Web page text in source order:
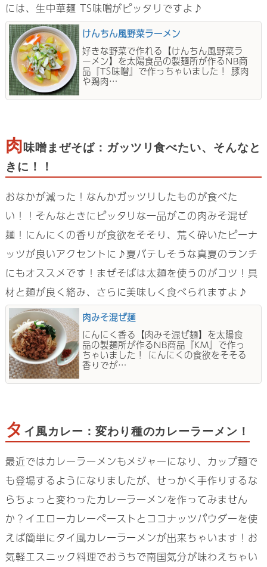
には、生中華麺 TS味噌がピッタリですよ♪
けんちん風野菜ラーメン
好きな野菜で作れる【けんちん風野菜ラ
ーメン】を太陽食品の製麺所が作るNB商
品『TS味噌』で作っちゃいました！ 豚肉
や鶏肉…
肉 味噌まぜそば：ガッツリ食べたい、そんなと
きに！！
おなかが減った！なんかガッツリしたものが食べた
い！！そんなときにピッタリな一品がこの肉みそ混ぜ
麺！にんにくの香りが食欲をそそり、荒く砕いたピーナ
ッツが良いアクセントに♪夏バテしそうな真夏のランチ
にもオススメです！まぜそばは太麺を使うのがコツ！具
材と麺が良く絡み、さらに美味しく食べられますよ♪
肉みそ混ぜ麺
にんにく香る【肉みそ混ぜ麺】を太陽食
品の製麺所が作るNB商品『KM』で作っ
ちゃいました！ にんにくの食欲をそそる
香りでが…
タ イ風カレー：変わり種のカレーラーメン！
最近ではカレーラーメンもメジャーになり、カップ麺で
も登場するようになりましたが、せっかく手作りするな
らちょっと変わったカレーラーメンを作ってみません
か？イエローカレーペーストとココナッツパウダーを使
えば簡単にタイ風カレーラーメンが出来ちゃいます！お
気軽エスニック料理でおうちで南国気分が味わえちゃい